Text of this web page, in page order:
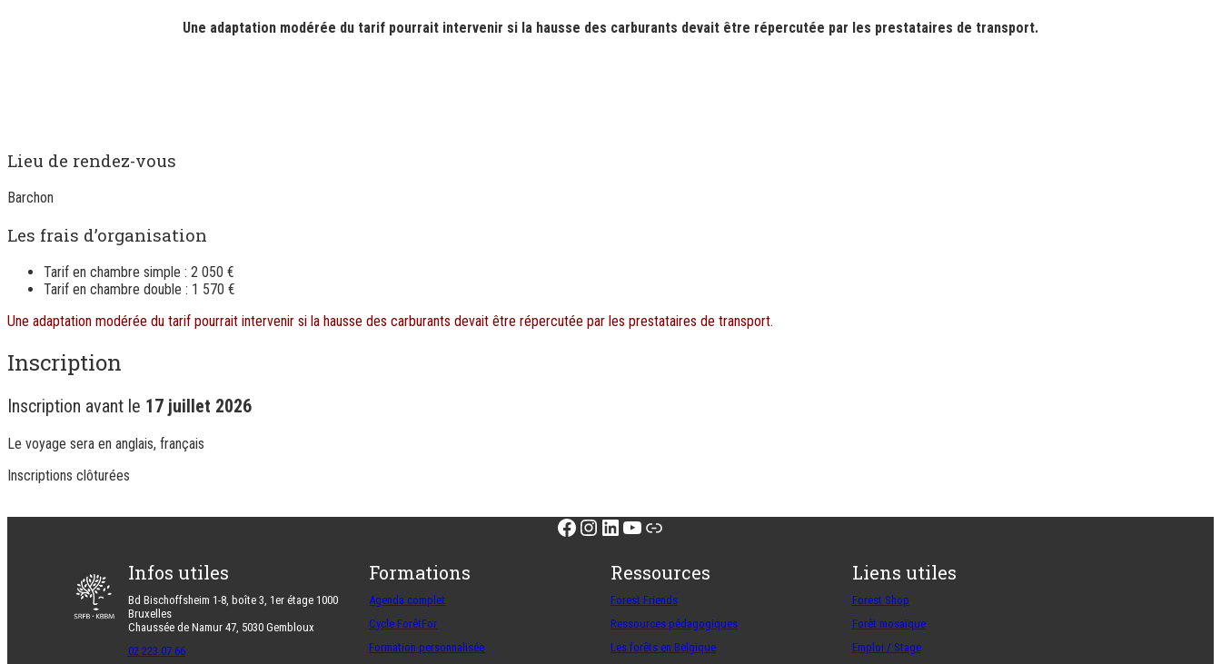
Une adaptation modérée du tarif pourrait intervenir si la hausse des carburants devait être répercutée par les prestataires de transport.
Lieu de rendez-vous
Barchon
Les frais d’organisation
Tarif en chambre simple : 2 050 €
Tarif en chambre double : 1 570 €
Une adaptation modérée du tarif pourrait intervenir si la hausse des carburants devait être répercutée par les prestataires de transport.
Inscription
Inscription avant le 17 juillet 2026
Le voyage sera en anglais, français
Inscriptions clôturées
Facebook
Instagram
LinkedIn
YouTube
Lien
Infos utiles
Bd Bischoffsheim 1-8, boîte 3, 1er étage 1000
Bruxelles
Chaussée de Namur 47, 5030 Gembloux
02 223 07 66
Formations
Agenda complet
Cycle ForêtFor
Formation personnalisée
Ressources
Forest Friends
Ressources pédagogiques
Les forêts en Belgique
Liens utiles
Forest Shop
Forêt mosaïque
Emploi / Stage